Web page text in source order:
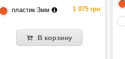
пластик 3мм 1 075 грн
В корзину